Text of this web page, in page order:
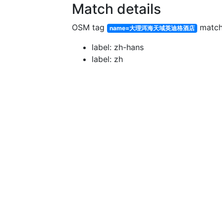
Match details
OSM tag name=大理洱海天域英迪格酒店
label: zh-hans
label: zh